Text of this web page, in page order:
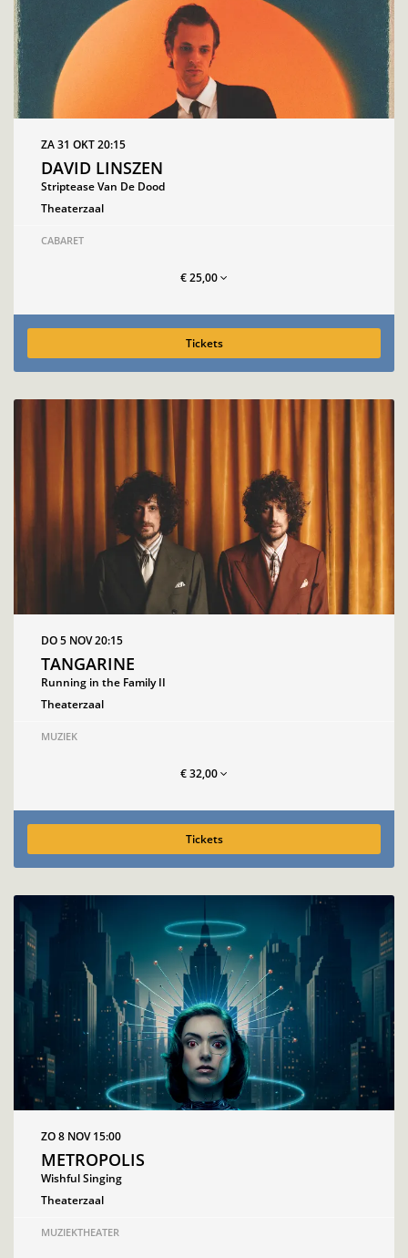
DAVID LINSZEN
Striptease Van De Dood
ZA 31 OKT20:15
Theaterzaal
CABARET
€ 25,00
Tickets
TANGARINE
Running in the Family II
DO 5 NOV20:15
Theaterzaal
MUZIEK
€ 32,00
Tickets
METROPOLIS
Wishful Singing
ZO 8 NOV15:00
Theaterzaal
MUZIEKTHEATER